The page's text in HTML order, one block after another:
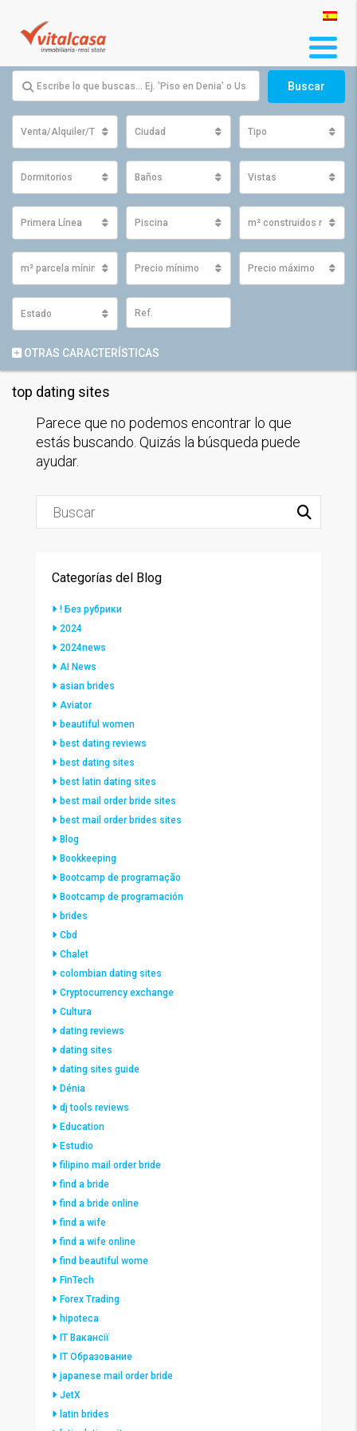
Buscar
Venta/Alquiler/Traspaso Ciudad Tipo
Dormitorios Baños Vistas
Primera Línea Piscina m² construidos
m² parcela mínimos Precio mínimo Precio máximo
Estado
OTRAS CARACTERÍSTICAS
top dating sites
Parece que no podemos encontrar lo que
estás buscando. Quizás la búsqueda puede
ayudar.
Categorías del Blog
! Без рубрики
2024
2024news
AI News
asian brides
Aviator
beautiful women
best dating reviews
best dating sites
best latin dating sites
best mail order bride sites
best mail order brides sites
Blog
Bookkeeping
Bootcamp de programação
Bootcamp de programación
brides
Cbd
Chalet
colombian dating sites
Cryptocurrency exchange
Cultura
dating reviews
dating sites
dating sites guide
Dénia
dj tools reviews
Education
Estudio
filipino mail order bride
find a bride
find a bride online
find a wife
find a wife online
find beautiful wome
FinTech
Forex Trading
hipoteca
IT Вакансії
IT Образование
japanese mail order bride
JetX
latin brides